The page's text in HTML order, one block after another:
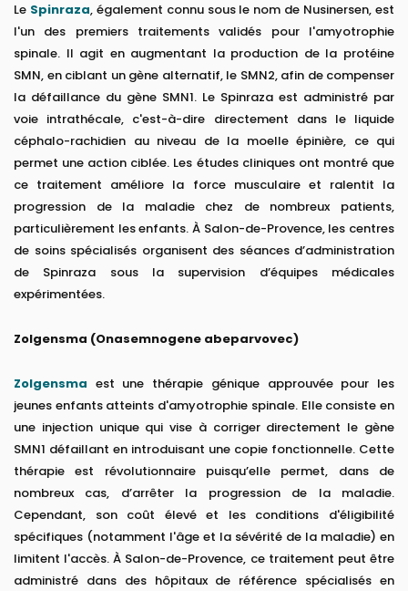
Le Spinraza, également connu sous le nom de Nusinersen, est
l'un des premiers traitements validés pour l'amyotrophie
spinale. Il agit en augmentant la production de la protéine
SMN, en ciblant un gène alternatif, le SMN2, afin de compenser
la défaillance du gène SMN1. Le Spinraza est administré par
voie intrathécale, c'est-à-dire directement dans le liquide
céphalo-rachidien au niveau de la moelle épinière, ce qui
permet une action ciblée. Les études cliniques ont montré que
ce traitement améliore la force musculaire et ralentit la
progression de la maladie chez de nombreux patients,
particulièrement les enfants. À Salon-de-Provence, les centres
de soins spécialisés organisent des séances d’administration
de Spinraza sous la supervision d’équipes médicales
expérimentées.
Zolgensma (Onasemnogene abeparvovec)
Zolgensma est une thérapie génique approuvée pour les
jeunes enfants atteints d'amyotrophie spinale. Elle consiste en
une injection unique qui vise à corriger directement le gène
SMN1 défaillant en introduisant une copie fonctionnelle. Cette
thérapie est révolutionnaire puisqu’elle permet, dans de
nombreux cas, d’arrêter la progression de la maladie.
Cependant, son coût élevé et les conditions d'éligibilité
spécifiques (notamment l'âge et la sévérité de la maladie) en
limitent l'accès. À Salon-de-Provence, ce traitement peut être
administré dans des hôpitaux de référence spécialisés en